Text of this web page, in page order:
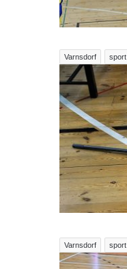
Varnsdorf sport
Varnsdorf sport